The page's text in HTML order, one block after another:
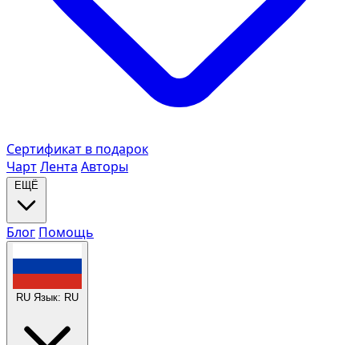
Сертификат в подарок
ЧартЛента Авторы
ЕЩЁ
Блог Помощь
RU Язык: RU